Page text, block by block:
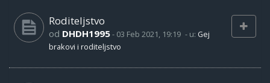
Roditeljstvo
od DHDH1995- 03 Feb 2021, 19:19 - u: Gej
brakovi i roditeljstvo